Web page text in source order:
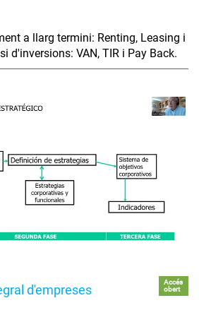
a llarg termini: Renting, Leasing i
d'inversions: VAN, TIR i Pay Back.
d'empreses
Accés
obert